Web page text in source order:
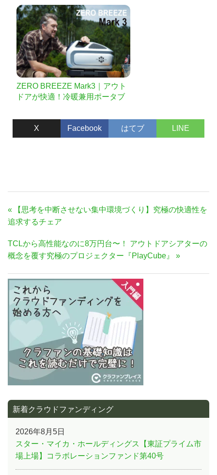
たなインスタント写真体験
ZERO BREEZE Mark3｜アウト
ドアが快適！冷暖兼用ポータブ
X Facebook はてブ LINE
投
稿
ビ
ゲ
ー
シ
ョ
ン
前
の
事:
【思考を中断させない集中環境づくり】究極の快適性を
追求するチェア
次
の
事:
TCLから高性能なのに8万円台〜！ アウトドアシアターの
概念を覆す究極のプロジェクター『PlayCube』
新着クラウドファンディング
2026年8月5日
スター・マイカ・ホールディングス【東証プライム市
場上場】コラボレーションファンド第40号